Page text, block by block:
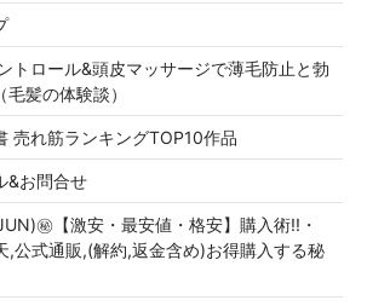
トロール&頭皮マッサージで薄毛防止と勃
髪の体験談）
売れ筋ランキングTOP10作品
&お問合せ
㊙【激安・最安値・格安】購入術!!・
,公式通販,(解約,返金含め)お得購入する秘